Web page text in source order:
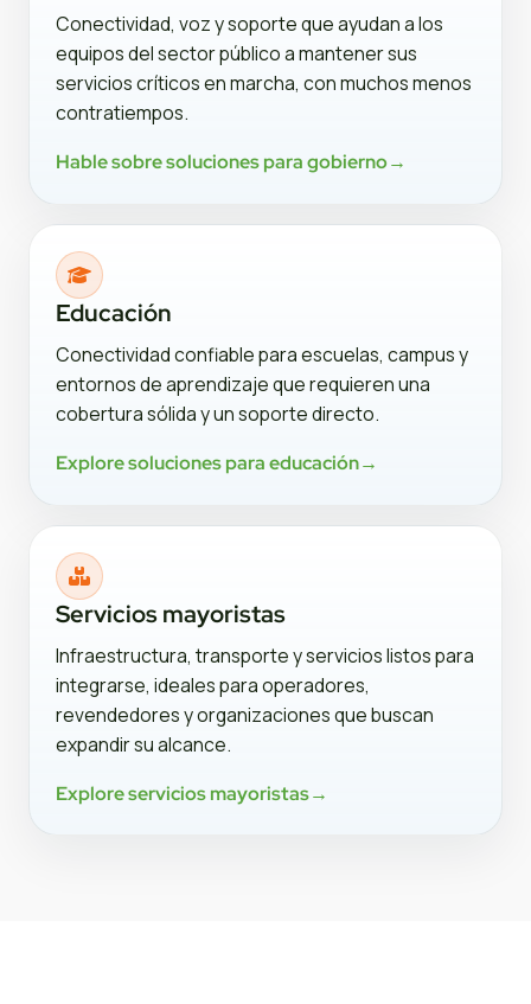
Conectividad, voz y soporte que ayudan a los
equipos del sector público a mantener sus
servicios críticos en marcha, con muchos menos
contratiempos.
Hable sobre soluciones para gobierno→
Educación
Conectividad confiable para escuelas, campus y
entornos de aprendizaje que requieren una
cobertura sólida y un soporte directo.
Explore soluciones para educación→
Servicios mayoristas
Infraestructura, transporte y servicios listos para
integrarse, ideales para operadores,
revendedores y organizaciones que buscan
expandir su alcance.
Explore servicios mayoristas→